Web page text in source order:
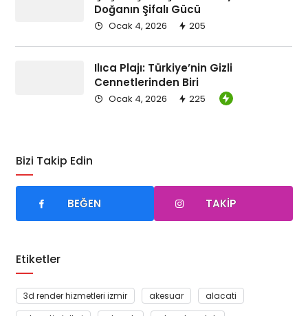
Doğanın Şifalı Gücü
Ocak 4, 2026 205
Ilıca Plajı: Türkiye’nin Gizli
Cennetlerinden Biri
Ocak 4, 2026 225
Bizi Takip Edin
BEĞEN TAKIP
Etiketler
3d render hizmetleri izmir akesuar
alacati